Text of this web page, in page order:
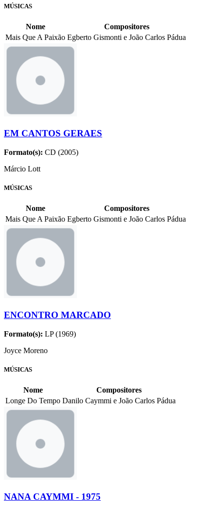
MÚSICAS
Nome
Compositores
Mais Que A Paixão Egberto Gismonti e João Carlos Pádua
EM CANTOS GERAES
Formato(s): CD (2005)
Márcio Lott
MÚSICAS
Nome
Compositores
Mais Que A Paixão Egberto Gismonti e João Carlos Pádua
ENCONTRO MARCADO
Formato(s): LP (1969)
Joyce Moreno
MÚSICAS
Nome
Compositores
Longe Do Tempo Danilo Caymmi e João Carlos Pádua
NANA CAYMMI - 1975